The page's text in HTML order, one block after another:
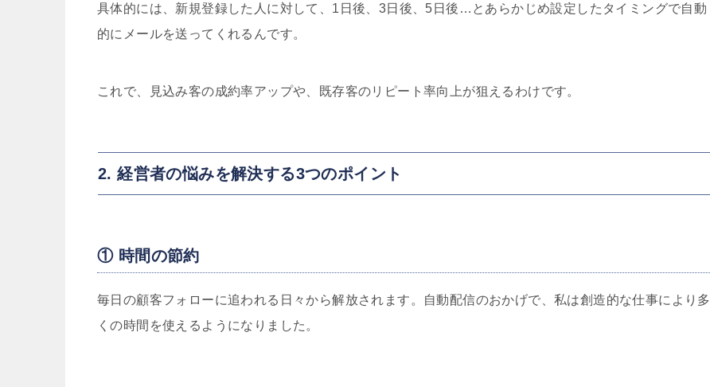
具体的には、新規登録した人に対して、1日後、3日後、5日後…とあらかじめ設定したタイミングで自動
的にメールを送ってくれるんです。
これで、見込み客の成約率アップや、既存客のリピート率向上が狙えるわけです。
2. 経営者の悩みを解決する3つのポイント
① 時間の節約
毎日の顧客フォローに追われる日々から解放されます。自動配信のおかげで、私は創造的な仕事により多
くの時間を使えるようになりました。